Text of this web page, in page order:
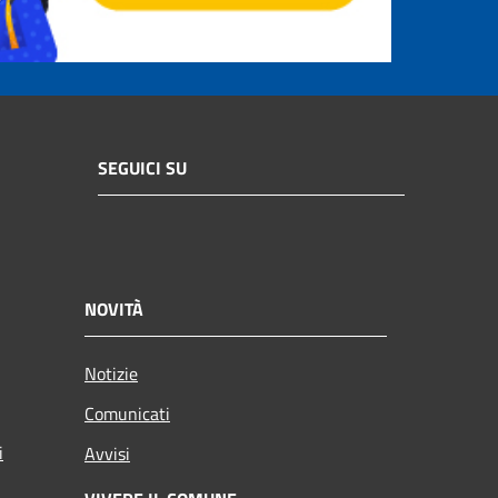
SEGUICI SU
NOVITÀ
Notizie
Comunicati
Avvisi